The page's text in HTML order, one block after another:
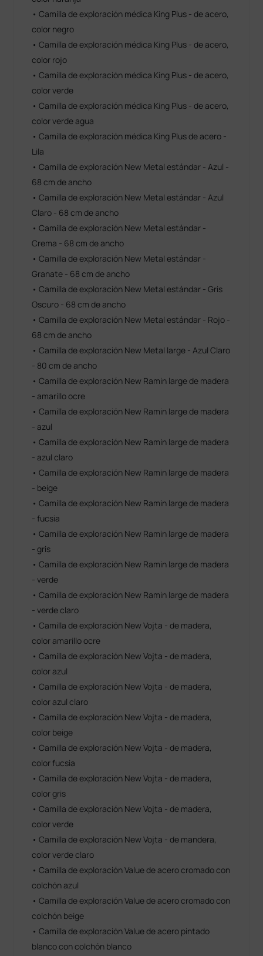
• Camilla de exploración médica King Plus - de acero,
color negro
• Camilla de exploración médica King Plus - de acero,
color rojo
• Camilla de exploración médica King Plus - de acero,
color verde
• Camilla de exploración médica King Plus - de acero,
color verde agua
• Camilla de exploración médica King Plus de acero -
Lila
• Camilla de exploración New Metal estándar - Azul -
68 cm de ancho
• Camilla de exploración New Metal estándar - Azul
Claro - 68 cm de ancho
• Camilla de exploración New Metal estándar -
Crema - 68 cm de ancho
• Camilla de exploración New Metal estándar -
Granate - 68 cm de ancho
• Camilla de exploración New Metal estándar - Gris
Oscuro - 68 cm de ancho
• Camilla de exploración New Metal estándar - Rojo -
68 cm de ancho
• Camilla de exploración New Metal large - Azul Claro
- 80 cm de ancho
• Camilla de exploración New Ramin large de madera
- amarillo ocre
• Camilla de exploración New Ramin large de madera
- azul
• Camilla de exploración New Ramin large de madera
- azul claro
• Camilla de exploración New Ramin large de madera
- beige
• Camilla de exploración New Ramin large de madera
- fucsia
• Camilla de exploración New Ramin large de madera
- gris
• Camilla de exploración New Ramin large de madera
- verde
• Camilla de exploración New Ramin large de madera
- verde claro
• Camilla de exploración New Vojta - de madera,
color amarillo ocre
• Camilla de exploración New Vojta - de madera,
color azul
• Camilla de exploración New Vojta - de madera,
color azul claro
• Camilla de exploración New Vojta - de madera,
color beige
• Camilla de exploración New Vojta - de madera,
color fucsia
• Camilla de exploración New Vojta - de madera,
color gris
• Camilla de exploración New Vojta - de madera,
color verde
• Camilla de exploración New Vojta - de mandera,
color verde claro
• Camilla de exploración Value de acero cromado con
colchón azul
• Camilla de exploración Value de acero cromado con
colchón beige
• Camilla de exploración Value de acero pintado
blanco con colchón blanco